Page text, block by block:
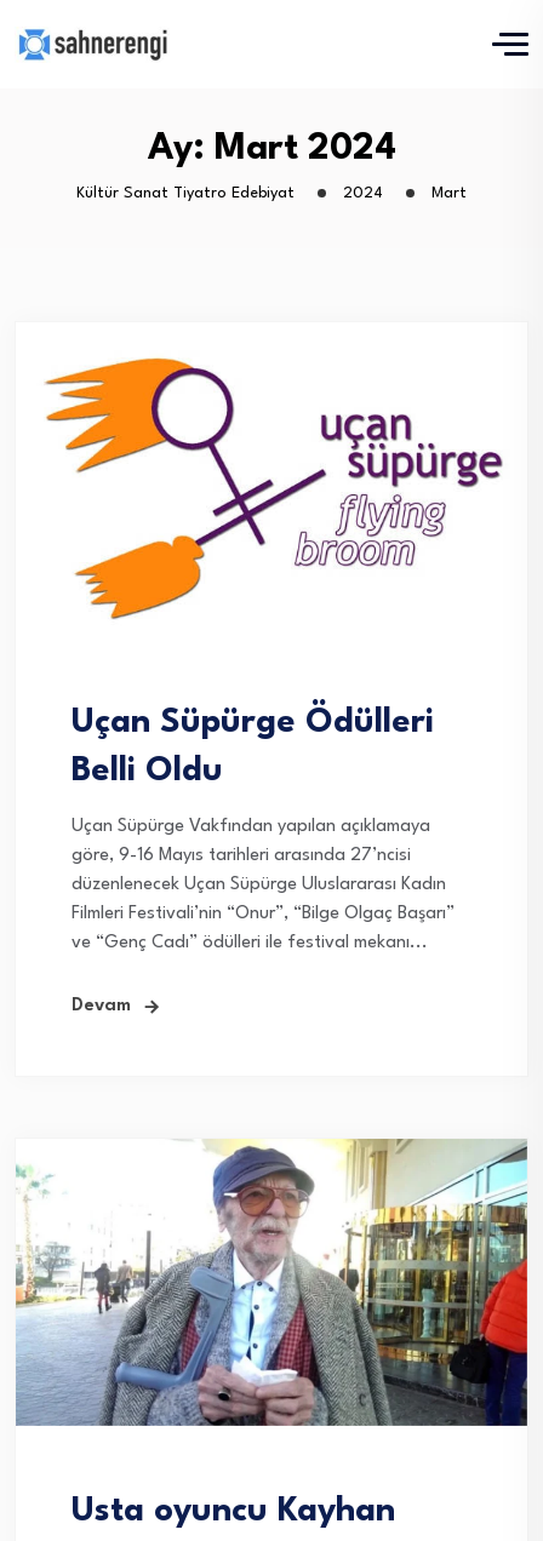
Ay: Mart 2024
Kültür Sanat Tiyatro Edebiyat 2024 Mart
Uçan Süpürge Ödülleri
Belli Oldu
Uçan Süpürge Vakfından yapılan açıklamaya
göre, 9-16 Mayıs tarihleri arasında 27’ncisi
düzenlenecek Uçan Süpürge Uluslararası Kadın
Filmleri Festivali’nin “Onur”, “Bilge Olgaç Başarı”
ve “Genç Cadı” ödülleri ile festival mekanı...
Devam
Usta oyuncu Kayhan